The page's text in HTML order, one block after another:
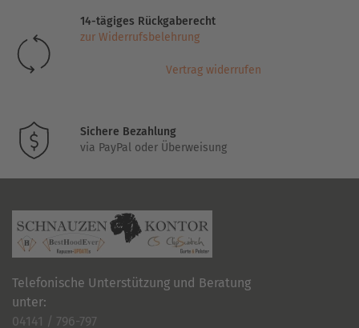
werden
14-tägiges Rückgaberecht
zur Widerrufsbelehrung
Vertrag widerrufen
Sichere Bezahlung
via PayPal oder Überweisung
Telefonische Unterstützung und Beratung
unter:
04141 / 796-797